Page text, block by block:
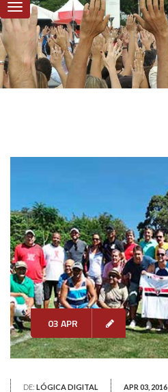
03 APR
DE: LÓGICA DIGITAL APR 03, 2016